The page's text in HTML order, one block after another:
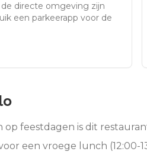
de directe omgeving zijn
een parkeerapp voor de
op feestdagen is dit
een vroege lunch (12:00-